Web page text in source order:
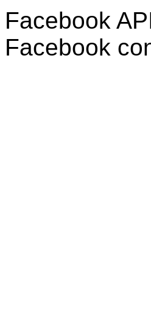
Facebook
Facebook